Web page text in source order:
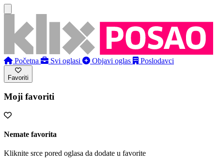
Početna Svi oglasi Objavi oglas Poslodavci
Favoriti
Moji favoriti
Nemate favorita
Kliknite srce pored oglasa da dodate u favorite